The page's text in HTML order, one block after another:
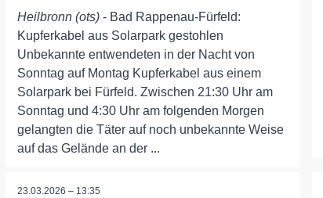
Heilbronn (ots)- Bad Rappenau-Fürfeld:
Kupferkabel aus Solarpark gestohlen
Unbekannte entwendeten in der Nacht von
Sonntag auf Montag Kupferkabel aus einem
Solarpark bei Fürfeld. Zwischen 21:30 Uhr am
Sonntag und 4:30 Uhr am folgenden Morgen
gelangten die Täter auf noch unbekannte Weise
auf das Gelände an der ...
23.03.2026 – 13:35